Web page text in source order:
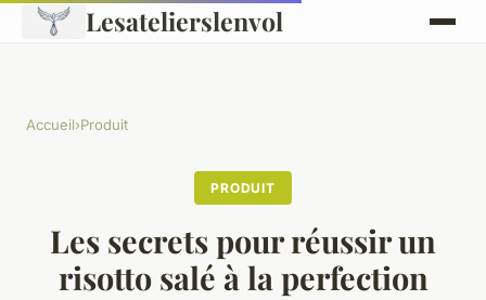
Lesatelierslenvol
Accueil›Produit
PRODUIT
Les secrets pour réussir un
risotto salé à la perfection